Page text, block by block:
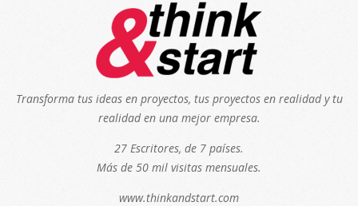
Transforma tus ideas en proyectos, tus proyectos en realidad y tu
realidad en una mejor empresa.
27 Escritores, de 7 países.
Más de 50 mil visitas mensuales.
www.thinkandstart.com